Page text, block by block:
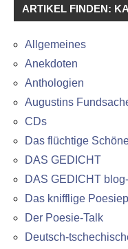
ARTIKEL FINDEN:
Allgemeines
Anekdoten
Anthologien
Augustins
CDs
Das flüchtige
DAS GEDICHT
DAS GEDICHT
Das knifflige
Der Poesie-Talk
Deutsch-